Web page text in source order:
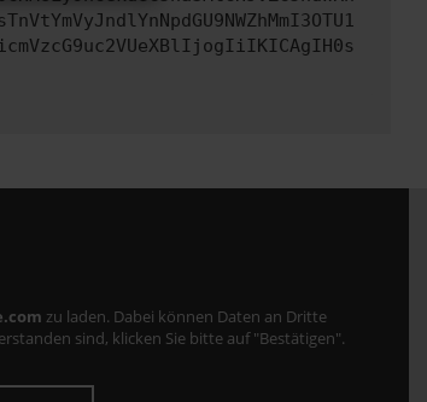
zu laden. Dabei können Daten an Dritte
sind, klicken Sie bitte auf "Bestätigen".